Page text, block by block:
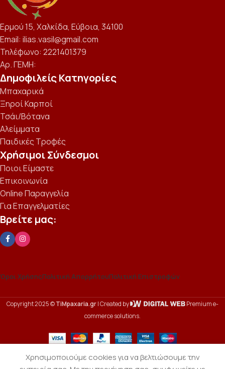
Ερμού 15, Χαλκίδα, Εύβοια, 34100
Email: ilias.vasil@gmail.com
Τηλέφωνο: 2221401379
Αρ. ΓΕΜΗ:
Δημοφιλείς Κατηγορίες
Μπαχαρικά
Ξηροί Καρποί
Τσάι/Βότανα
Αλείμματα
Παιδικές Τροφές
Χρήσιμοι Σύνδεσμοι
Ποιοι Είμαστε
Επικοινωνία
Online Παραγγελία
Για Επαγγελματίες
Βρείτε μας:
Όροι ΧρήσηςΠολιτική ΑπορρήτουΠολιτική Επιστροφών
Copyright 2025 ©TiMpaxaria.gr| Created by
Premium e-
commerce solutions.
Χρησιμοποιούμε cookies για να βελτιώσουμε την
Πεκάν